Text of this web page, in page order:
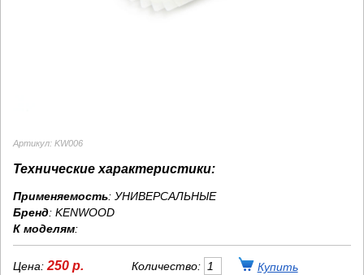
Артикул: KW006
Технические характеристики:
Применяемость: УНИВЕРСАЛЬНЫЕ
Бренд: KENWOOD
К моделям:
Цена: 250 р. Количество: